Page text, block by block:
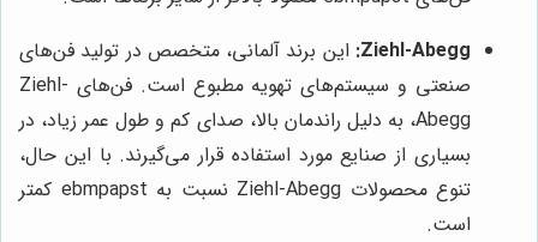
Ziehl-Abegg: این برند آلمانی، متخصص در تولید فن‌های
صنعتی و سیستم‌های تهویه مطبوع است. فن‌های Ziehl-
Abegg، به دلیل راندمان بالا، صدای کم و طول عمر زیاد، در
بسیاری از صنایع مورد استفاده قرار می‌گیرند. با این حال،
تنوع محصولات Ziehl-Abegg نسبت به ebmpapst کمتر
است.